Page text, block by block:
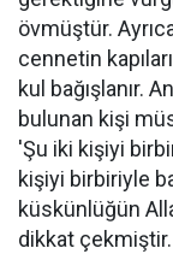
övmüştür.
cennetin
kul bağışlanır.
bulunan kişi
'Şu iki kişiyi
kişiyi birbiriyle
küskünlüğün
dikkat çekmiştir.